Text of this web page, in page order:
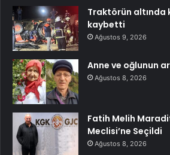
Traktörün altında
kaybetti
Ağustos 9, 2026
Anne ve oğlunun
Ağustos 8, 2026
Fatih Melih
Meclisi’ne Seçildi
Ağustos 8, 2026